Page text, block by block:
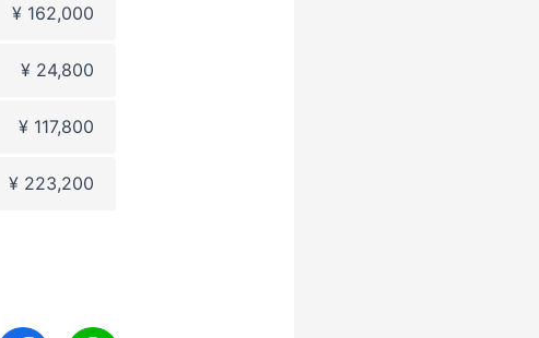
¥ 162,000
¥ 24,800
¥ 117,800
¥ 223,200